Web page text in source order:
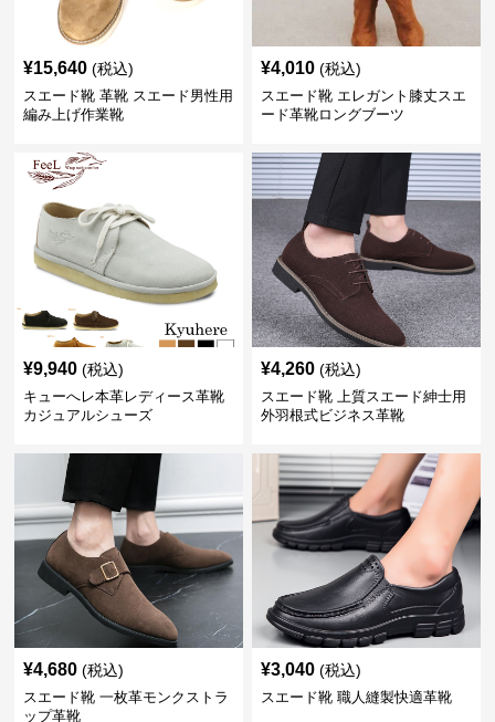
¥15,640 (税込)
スエード靴 革靴 スエード男性用
編み上げ作業靴
¥4,010 (税込)
スエード靴 エレガント膝丈スエ
ード革靴ロングブーツ
¥9,940 (税込)
キューへレ本革レディース革靴
カジュアルシューズ
¥4,260 (税込)
スエード靴 上質スエード紳士用
外羽根式ビジネス革靴
¥4,680 (税込)
スエード靴 一枚革モンクストラ
ップ革靴
¥3,040 (税込)
スエード靴 職人縫製快適革靴